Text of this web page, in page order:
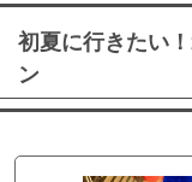
初夏に行きたい
ン